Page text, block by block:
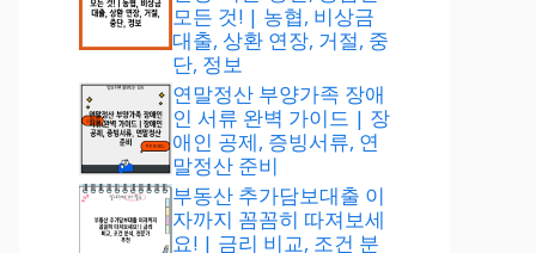
모든 것! | 농협, 비상금
대출, 상환 연장, 거절, 중
단, 정보
연말정산 부양가족 장애
인 서류 완벽 가이드 | 장
애인 공제, 증빙서류, 연
말정산 준비
부동산 추가담보대출 이
자까지 꼼꼼히 따져보세
요! | 금리 비교, 조건 분